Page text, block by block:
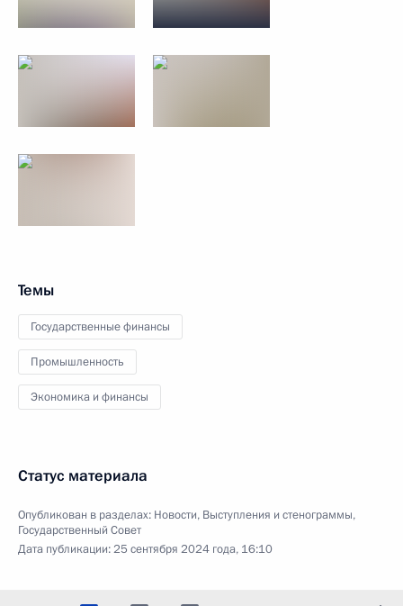
Темы
Государственные финансы
Промышленность
Экономика и финансы
Статус материала
Опубликован в разделах: Новости, Выступления и стенограммы,
Государственный Совет
Дата публикации:25 сентября 2024 года, 16:10